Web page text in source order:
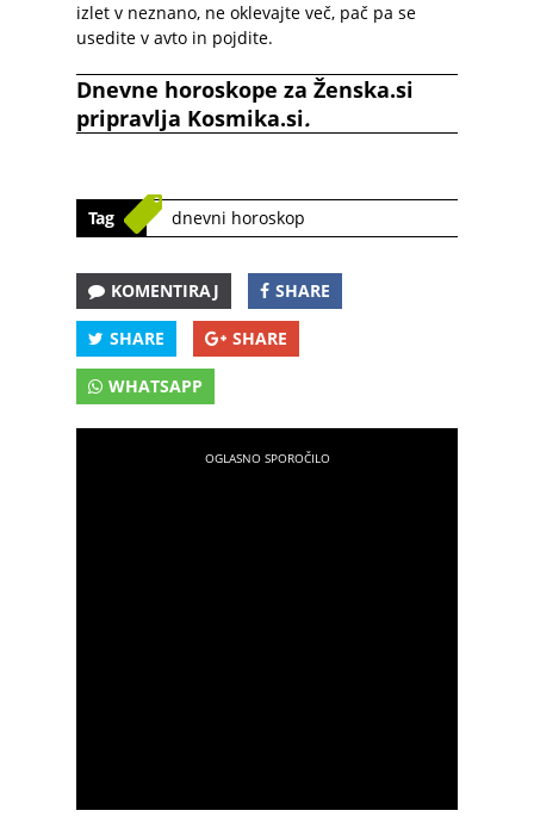
izlet v neznano, ne oklevajte več, pač pa se
usedite v avto in pojdite.
Dnevne horoskope za Ženska.si
pripravlja Kosmika.si.
Tag dnevni horoskop
KOMENTIRAJ SHARE
SHARE SHARE
WHATSAPP